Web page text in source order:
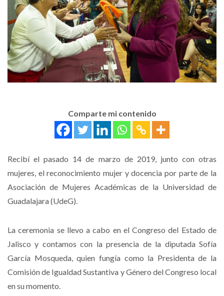
Comparte mi contenido
Recibí el pasado 14 de marzo de 2019, junto con otras
mujeres, el reconocimiento mujer y docencia por parte de la
Asociación de Mujeres Académicas de la Universidad de
Guadalajara (UdeG).
La ceremonia se llevo a cabo en el Congreso del Estado de
Jalisco y contamos con la presencia de la diputada Sofía
García Mosqueda, quien fungía como la Presidenta de la
Comisión de Igualdad Sustantiva y Género del Congreso local
en su momento.